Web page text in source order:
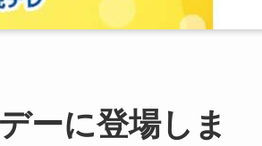
ーに登場しま